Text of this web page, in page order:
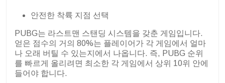
안전한 착륙 지점 선택
PUBG는 라스트맨 스탠딩 시스템을 갖춘 게임입니다.
얻은 점수의 거의 80%는 플레이어가 각 게임에서 얼마
나 오래 버틸 수 있는지에서 나옵니다. 즉, PUBG 순위
를 빠르게 올리려면 최소한 각 게임에서 상위 10위 안에
들어야 합니다.